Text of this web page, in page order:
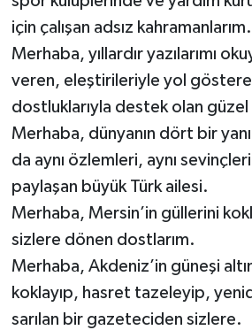
için çalışan adsız kahramanlarım.
Merhaba, yıllardır yazılarımı
veren, eleştirileriyle yol
dostluklarıyla destek olan güzel
Merhaba, dünyanın dört bir
da aynı özlemleri, aynı
paylaşan büyük Türk ailesi.
Merhaba, Mersin’in güllerini
sizlere dönen dostlarım.
Merhaba, Akdeniz’in güneşi
koklayıp, hasret tazeleyip,
sarılan bir gazeteciden sizlere.